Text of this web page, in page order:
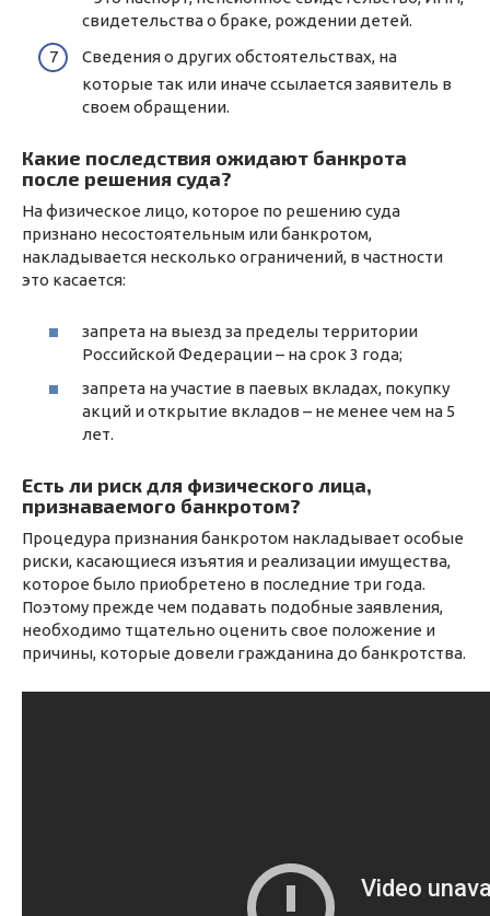
свидетельства о браке, рождении детей.
Сведения о других обстоятельствах, на
которые так или иначе ссылается заявитель в
своем обращении.
Какие последствия ожидают банкрота
после решения суда?
На физическое лицо, которое по решению суда
признано несостоятельным или банкротом,
накладывается несколько ограничений, в частности
это касается:
запрета на выезд за пределы территории
Российской Федерации – на срок 3 года;
запрета на участие в паевых вкладах, покупку
акций и открытие вкладов – не менее чем на 5
лет.
Есть ли риск для физического лица,
признаваемого банкротом?
Процедура признания банкротом накладывает особые
риски, касающиеся изъятия и реализации имущества,
которое было приобретено в последние три года.
Поэтому прежде чем подавать подобные заявления,
необходимо тщательно оценить свое положение и
причины, которые довели гражданина до банкротства.